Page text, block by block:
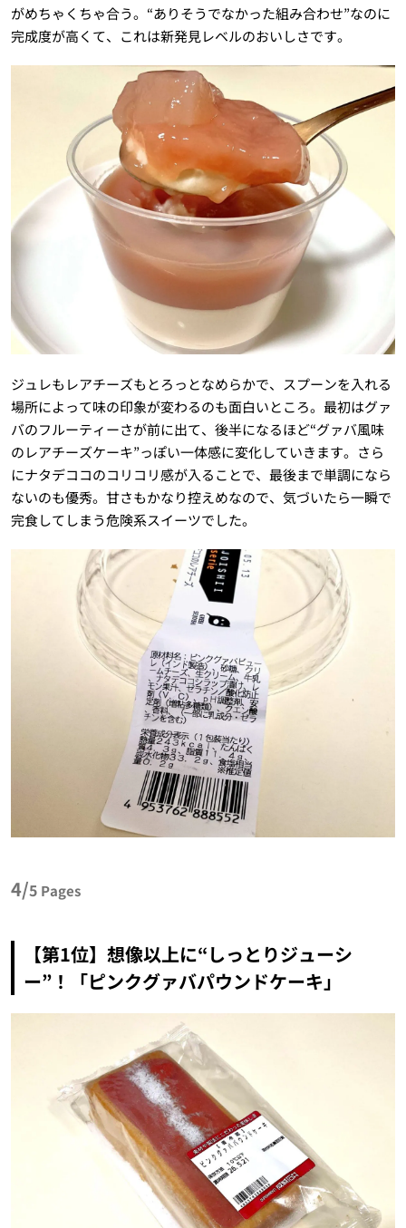
がめちゃくちゃ合う。“ありそうでなかった組み合わせ”なのに
完成度が高くて、これは新発見レベルのおいしさです。
ジュレもレアチーズもとろっとなめらかで、スプーンを入れる
場所によって味の印象が変わるのも面白いところ。最初はグァ
バのフルーティーさが前に出て、後半になるほど“グァバ風味
のレアチーズケーキ”っぽい一体感に変化していきます。さら
にナタデココのコリコリ感が入ることで、最後まで単調になら
ないのも優秀。甘さもかなり控えめなので、気づいたら一瞬で
完食してしまう危険系スイーツでした。
4/5 Pages
【第1位】想像以上に“しっとりジューシ
ー”！「ピンクグァバパウンドケーキ」